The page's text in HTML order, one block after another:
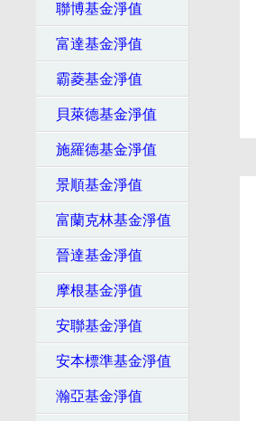
聯博基金淨值
富達基金淨值
霸菱基金淨值
貝萊德基金淨值
施羅德基金淨值
景順基金淨值
富蘭克林基金淨值
晉達基金淨值
摩根基金淨值
安聯基金淨值
安本標準基金淨值
瀚亞基金淨值